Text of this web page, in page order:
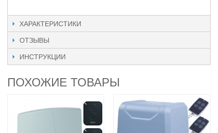
ХАРАКТЕРИСТИКИ
ОТЗЫВЫ
ИНСТРУКЦИИ
ПОХОЖИЕ ТОВАРЫ